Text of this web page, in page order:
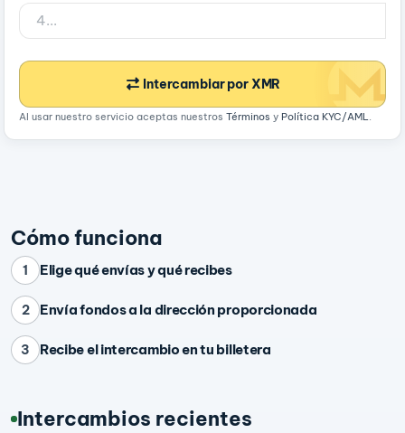
Intercambiar por XMR
Al usar nuestro servicio aceptas nuestros Términos y Política KYC/AML.
Cómo funciona
1 Elige qué envías y qué recibes
2 Envía fondos a la dirección proporcionada
3 Recibe el intercambio en tu billetera
Intercambios recientes